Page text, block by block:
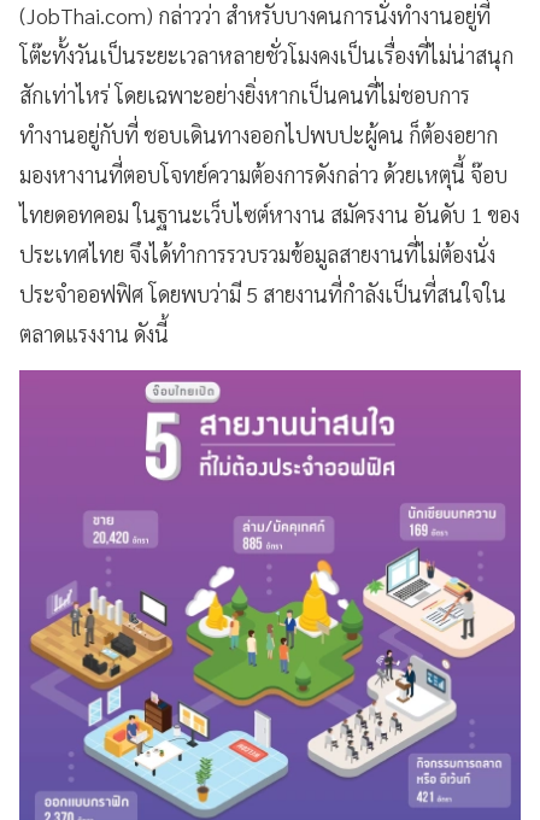
(JobThai.com) กล่าวว่า สำหรับบางคนการนั่งทำงานอยู่ที่
โต๊ะทั้งวันเป็นระยะเวลาหลายชั่วโมงคงเป็นเรื่องที่ไม่น่าสนุก
สักเท่าไหร่ โดยเฉพาะอย่างยิ่งหากเป็นคนที่ไม่ชอบการ
ทำงานอยู่กับที่ ชอบเดินทางออกไปพบปะผู้คน ก็ต้องอยาก
มองหางานที่ตอบโจทย์ความต้องการดังกล่าว ด้วยเหตุนี้ จ๊อบ
ไทยดอทคอม ในฐานะเว็บไซต์หางาน สมัครงาน อันดับ 1 ของ
ประเทศไทย จึงได้ทำการรวบรวมข้อมูลสายงานที่ไม่ต้องนั่ง
ประจำออฟฟิศ โดยพบว่ามี 5 สายงานที่กำลังเป็นที่สนใจใน
ตลาดแรงงาน ดังนี้